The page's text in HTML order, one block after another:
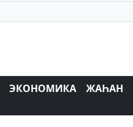
ЭКОНОМИКА ЖАҺАН